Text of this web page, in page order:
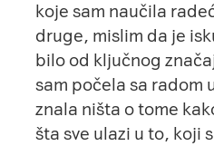
koje sam naučila
druge, mislim da je
bilo od ključnog
sam počela sa radom
znala ništa o tome
šta sve ulazi u to, koji